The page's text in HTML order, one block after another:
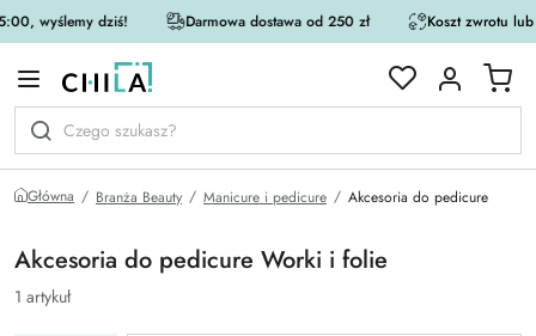
wyślemy dziś! Darmowa dostawa od 250 zł Koszt zwrotu
Główna Branża Beauty Manicure i pedicure Akcesoria do pedicure
Akcesoria do pedicure Worki i folie
1 artykuł